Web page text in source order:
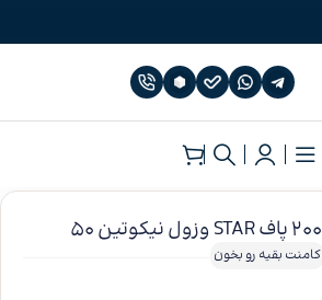
کامنت بقیه رو بخون